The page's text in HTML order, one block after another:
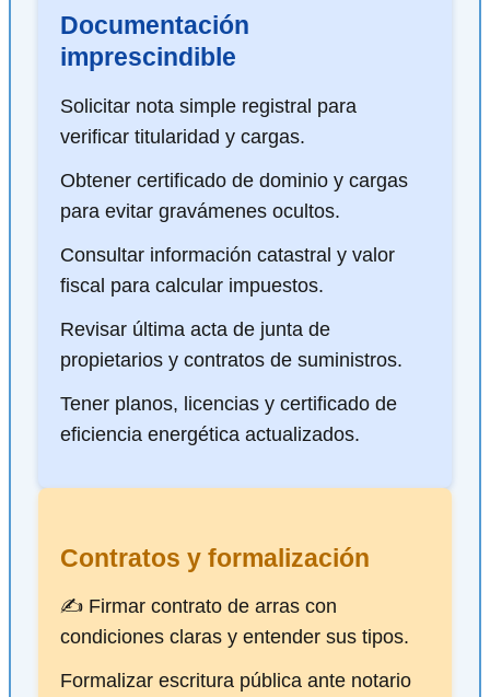
Documentación
imprescindible
Solicitar nota simple registral para
verificar titularidad y cargas.
Obtener certificado de dominio y cargas
para evitar gravámenes ocultos.
Consultar información catastral y valor
fiscal para calcular impuestos.
Revisar última acta de junta de
propietarios y contratos de suministros.
Tener planos, licencias y certificado de
eficiencia energética actualizados.
Contratos y formalización
✍️ Firmar contrato de arras con
condiciones claras y entender sus tipos.
Formalizar escritura pública ante notario